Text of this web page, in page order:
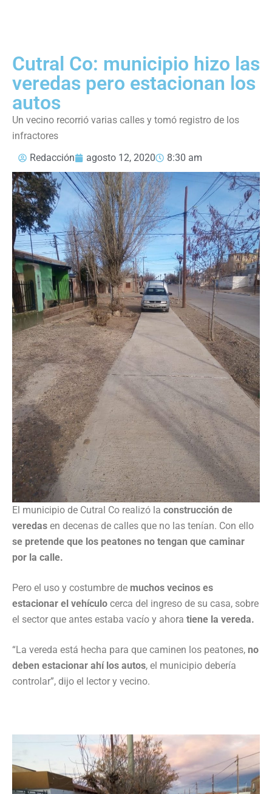
Cutral Co: municipio hizo las
veredas pero estacionan los
autos
Un vecino recorrió varias calles y tomó registro de los
infractores
Redacción
agosto 12, 2020 8:30 am
El municipio de Cutral Co realizó la construcción de
veredas en decenas de calles que no las tenían. Con ello
se pretende que los peatones no tengan que caminar
por la calle.
Pero el uso y costumbre de muchos vecinos es
estacionar el vehículo cerca del ingreso de su casa, sobre
el sector que antes estaba vacío y ahora tiene la vereda.
“La vereda está hecha para que caminen los peatones, no
deben estacionar ahí los autos, el municipio debería
controlar”, dijo el lector y vecino.